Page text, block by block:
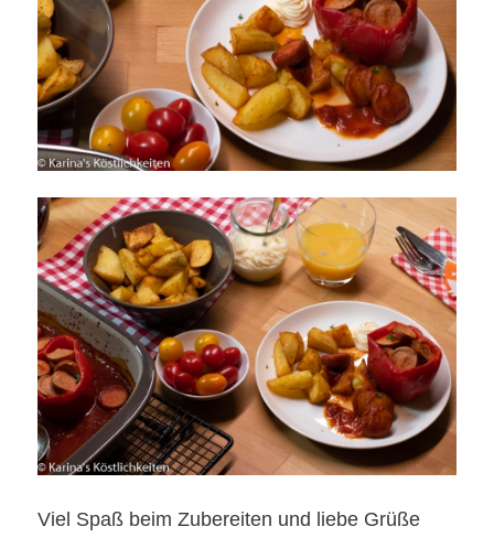
Viel Spaß beim Zubereiten und liebe Grüße